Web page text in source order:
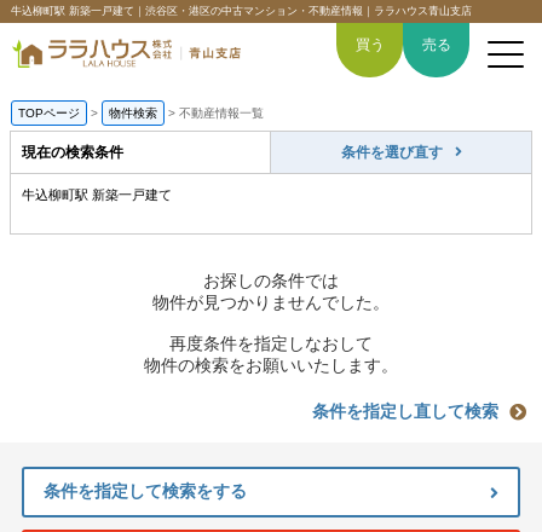
牛込柳町駅 新築一戸建て｜渋谷区・港区の中古マンション・不動産情報｜ララハウス青山支店
買う 売る
TOPページ > 物件検索 > 不動産情報一覧
現在の検索条件 条件を選び直す
牛込柳町駅 新築一戸建て
お探しの条件では
物件が見つかりませんでした。
再度条件を指定しなおして
物件の検索をお願いいたします。
条件を指定し直して検索
条件を指定して検索をする